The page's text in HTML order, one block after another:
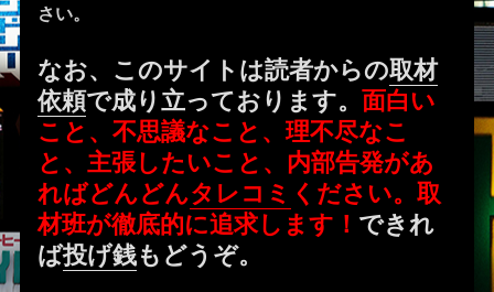
さい。
なお、このサイトは読者からの取材
依頼で成り立っております。面白い
こと、不思議なこと、理不尽なこ
と、主張したいこと、内部告発があ
ればどんどんタレコミ ください。取
材班が徹底的に追求します！ できれ
ば投げ銭もどうぞ。